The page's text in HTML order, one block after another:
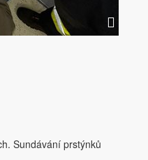
Sundávání prstýnků